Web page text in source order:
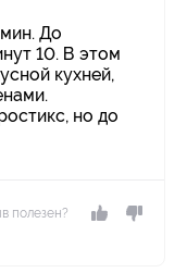
До
10. В этом
кухней,
но до
полезен?